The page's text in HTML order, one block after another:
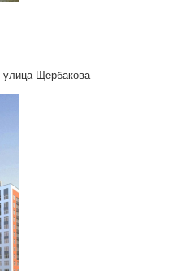
улица Щербакова